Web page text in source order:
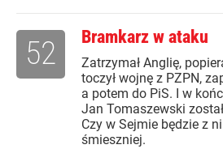
Bramkarz w ataku
Zatrzymał Anglię,
toczył wojnę z PZPN,
a potem do PiS. I w
Jan Tomaszewski
Czy w Sejmie będzie z
śmieszniej.
52